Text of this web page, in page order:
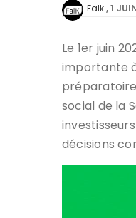
Falk 1
Le 1er juin
importante
social de la
décisions